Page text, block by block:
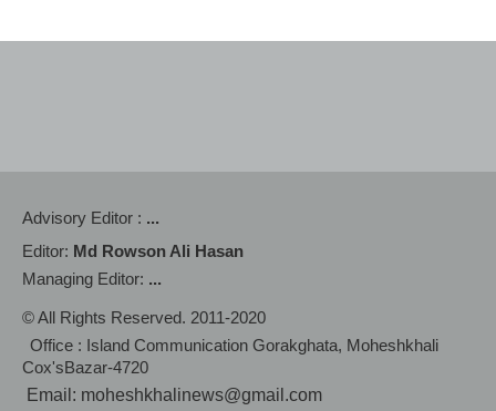
Advisory Editor : ...
Editor: Md Rowson Ali Hasan
Managing Editor: ...
© All Rights Reserved. 2011-2020
Office : Island Communication Gorakghata, Moheshkhali
Cox'sBazar-4720
Email: moheshkhalinews@gmail.com